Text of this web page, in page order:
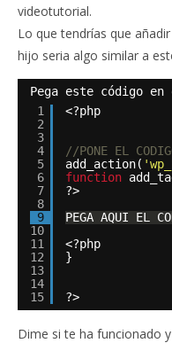
videotutorial.
Lo que tendrías que
hijo seria algo similar a
Pega este código
1
2
3
4
5
6
7
8
9
10
11
12
13
14
15
<?php
//PONE EL
add_action(
function
?>
PEGA AQUI EL
<?php
}
?>
Dime si te ha funcionado